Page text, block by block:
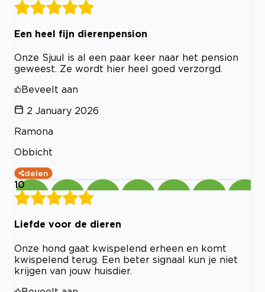
Een heel fijn dierenpension
Onze Sjuul is al een paar keer naar het pension
geweest. Ze wordt hier heel goed verzorgd.
Beveelt aan
2 January 2026
Ramona
Obbicht
delen
10
Liefde voor de dieren
Onze hond gaat kwispelend erheen en komt
kwispelend terug. Een beter signaal kun je niet
krijgen van jouw huisdier.